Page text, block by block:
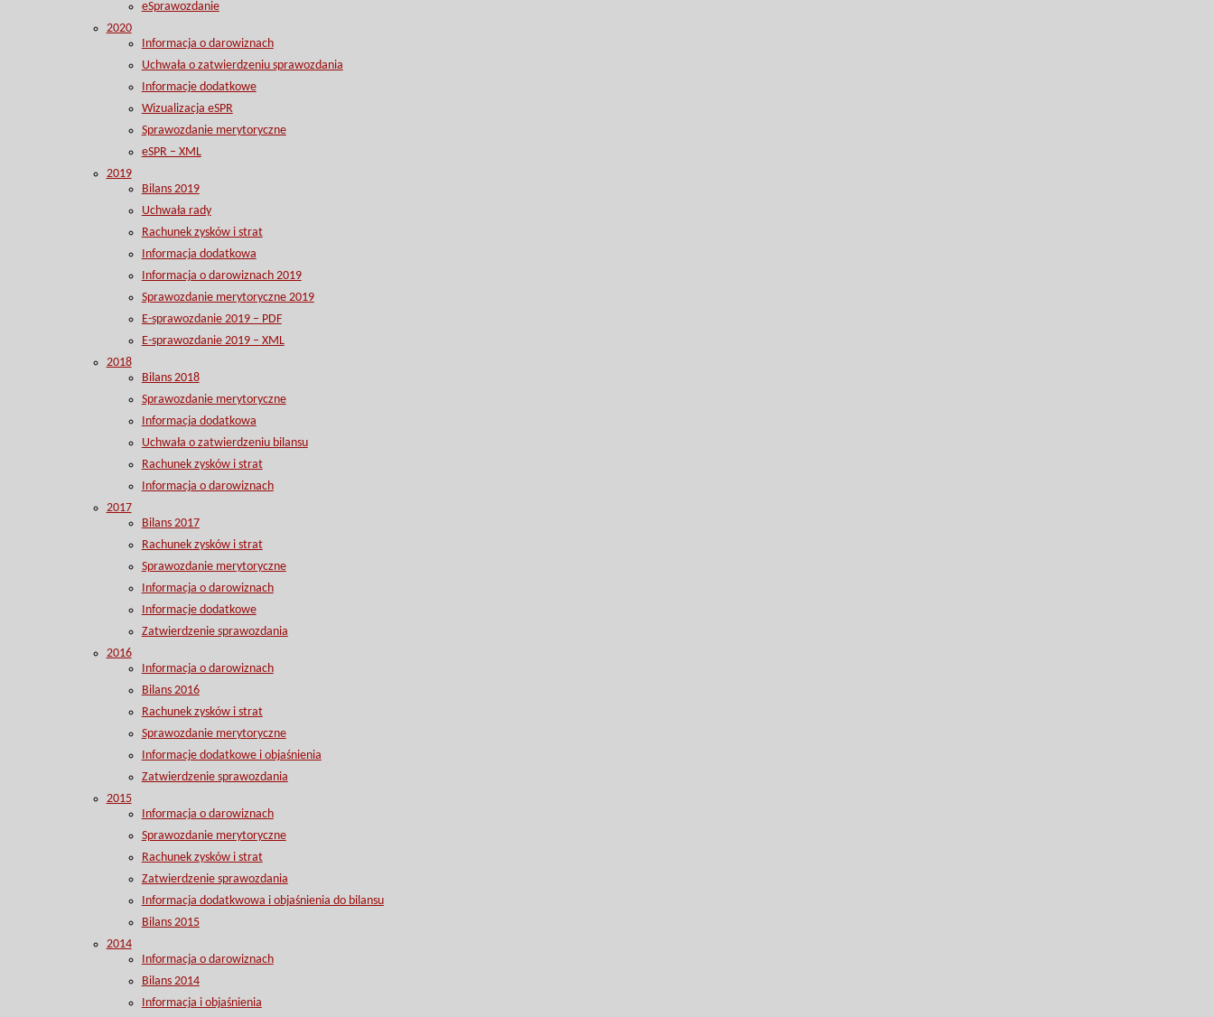
eSprawozdanie
2020
Informacja o darowiznach
Uchwała o zatwierdzeniu sprawozdania
Informacje dodatkowe
Wizualizacja eSPR
Sprawozdanie merytoryczne
eSPR – XML
2019
Bilans 2019
Uchwała rady
Rachunek zysków i strat
Informacja dodatkowa
Informacja o darowiznach 2019
Sprawozdanie merytoryczne 2019
E-sprawozdanie 2019 – PDF
E-sprawozdanie 2019 – XML
2018
Bilans 2018
Sprawozdanie merytoryczne
Informacja dodatkowa
Uchwała o zatwierdzeniu bilansu
Rachunek zysków i strat
Informacja o darowiznach
2017
Bilans 2017
Rachunek zysków i strat
Sprawozdanie merytoryczne
Informacja o darowiznach
Informacje dodatkowe
Zatwierdzenie sprawozdania
2016
Informacja o darowiznach
Bilans 2016
Rachunek zysków i strat
Sprawozdanie merytoryczne
Informacje dodatkowe i objaśnienia
Zatwierdzenie sprawozdania
2015
Informacja o darowiznach
Sprawozdanie merytoryczne
Rachunek zysków i strat
Zatwierdzenie sprawozdania
Informacja dodatkwowa i objaśnienia do bilansu
Bilans 2015
2014
Informacja o darowiznach
Bilans 2014
Informacja i objaśnienia